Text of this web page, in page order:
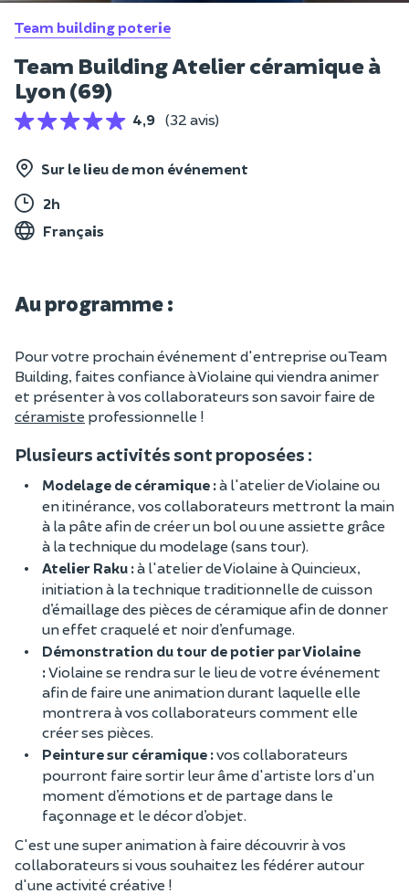
Team building poterie
Team Building Atelier céramique à
Lyon (69)
4,9 (32 avis)
Sur le lieu de mon événement
2h
Français
Au programme :
Pour votre prochain événement d'entreprise ou Team
Building, faites confiance à Violaine qui viendra animer
et présenter à vos collaborateurs son savoir faire de
céramiste professionnelle !
Plusieurs activités sont proposées :
Modelage de céramique :à l'atelier de Violaine ou
en itinérance, vos collaborateurs mettront la main
à la pâte afin de créer un bol ou une assiette grâce
à la technique du modelage (sans tour).
Atelier Raku :à l'atelier de Violaine à Quincieux,
initiation à la technique traditionnelle de cuisson
d’émaillage des pièces de céramique afin de donner
un effet craquelé et noir d’enfumage.
Démonstration du tour de potier par Violaine
:Violaine se rendra sur le lieu de votre événement
afin de faire une animation durant laquelle elle
montrera à vos collaborateurs comment elle
créer ses pièces.
Peinture sur céramique :vos collaborateurs
pourront faire sortir leur âme d'artiste lors d'un
moment d’émotions et de partage dans le
façonnage et le décor d’objet.
C'est une super animation à faire découvrir à vos
collaborateurs si vous souhaitez les fédérer autour
d'une activité créative !